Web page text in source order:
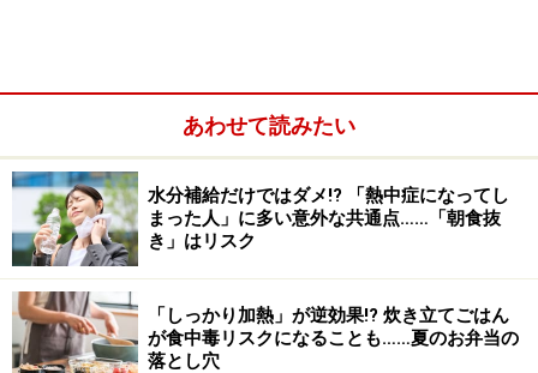
※記事内容は執筆時点のものです。最新の内容をご確認くださ
※当サイトにおける医師・医療従事者等による情報の提供は、診
断・治療行為ではありません。診断・治療を必要とする方は、適
切な医療機関での受診をおすすめいたします。記事内容は執筆者
個人の見解によるものであり、全ての方への有効性を保証するも
のではありません。当サイトで提供する情報に基づいて被ったい
かなる損害についても、当社、各ガイド、その他当社と契約した
情報提供者は一切の責任を負いかねます。
免責事項
あわせて読みたい
水分補給だけではダメ!? 「熱中症になってし
まった人」に多い意外な共通点……「朝食抜
き」はリスク
「しっかり加熱」が逆効果!? 炊き立てごはん
が食中毒リスクになることも……夏のお弁当の
落とし穴